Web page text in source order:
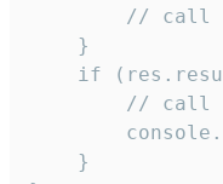
// call
    }
if
// call
    }